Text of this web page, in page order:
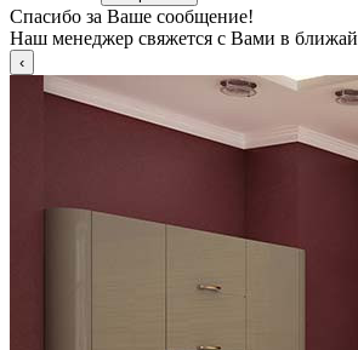
Спасибо за Ваше сообщение!
Наш менеджер свяжется с Вами в